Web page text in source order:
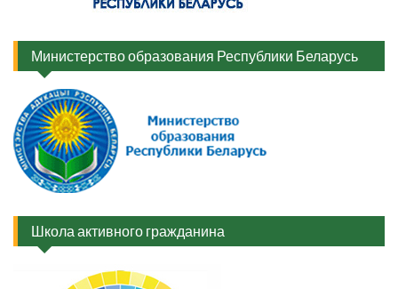
Министерство образования Республики Беларусь
Школа активного гражданина